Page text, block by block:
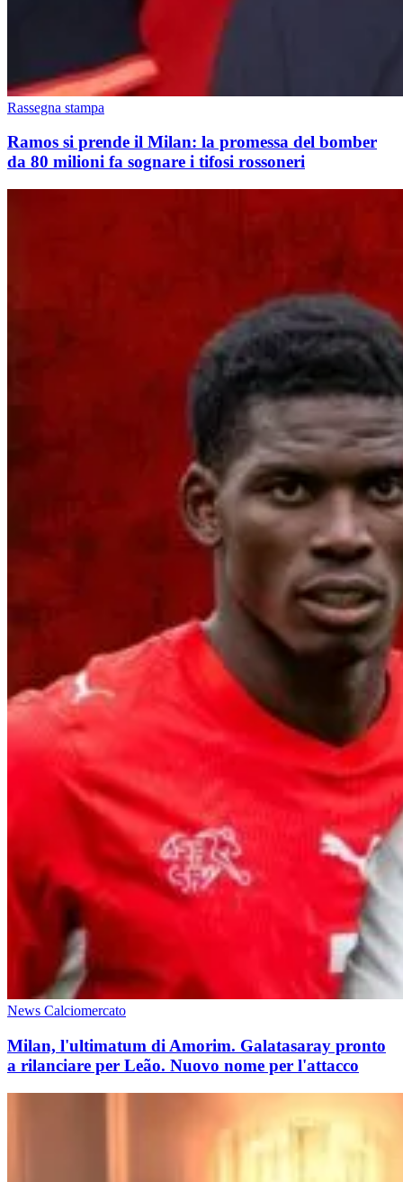
Rassegna stampa
Ramos si prende il Milan: la promessa del bomber
da 80 milioni fa sognare i tifosi rossoneri
News Calciomercato
Milan, l'ultimatum di Amorim. Galatasaray pronto
a rilanciare per Leão. Nuovo nome per l'attacco